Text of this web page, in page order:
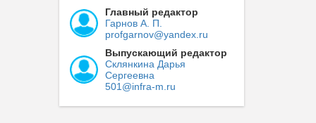
Главный редактор
Гарнов А. П.
profgarnov@yandex.ru
Выпускающий редактор
Склянкина Дарья
Сергеевна
501@infra-m.ru